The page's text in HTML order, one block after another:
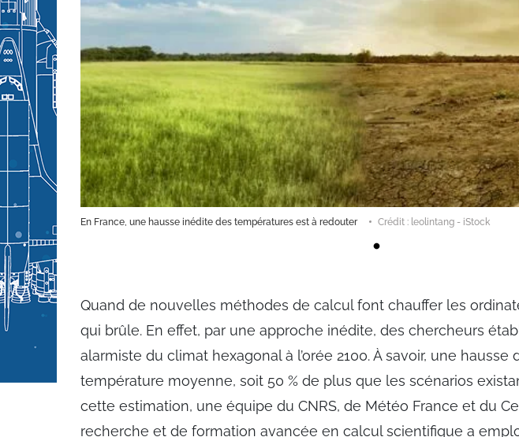
En France, une hausse inédite des températures est à redouter Crédit : leolintang - iStock
Quand de nouvelles méthodes de calcul font chauffer les
qui brûle. En effet, par une approche inédite, des chercheurs
alarmiste du climat hexagonal à l’orée 2100. À savoir, une hausse
température moyenne, soit 50 % de plus que les scénarios
cette estimation, une équipe du CNRS, de Météo France et du
recherche et de formation avancée en calcul scientifique a